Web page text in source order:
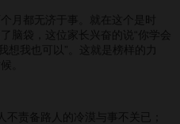
都无济于事。就在这个是时
脑袋，这位家长兴奋的说“你学会
我也可以”。这就是榜样的力
。
责备路人的冷漠与事不关已；